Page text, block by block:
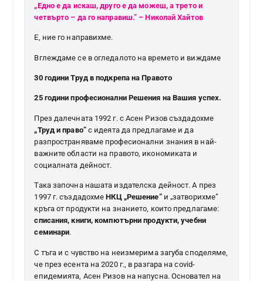
„Едно е да искаш, друго е да можеш, а трето и
четвърто – да го направиш.” – Николай Хайтов
Е, ние го направихме.
Вглеждаме се в огледалото на времето и виждаме
30 години Труд в подкрепа на Правото
25 години професионални Решения на Вашия успех.
През далечната 1992 г. с Асен Ризов създадохме
„Труд и право”с идеята да предлагаме и да
разпространяваме професионални знания в най-
важните области на правото, икономиката и
социалната дейност.
Така започна нашата издателска дейност. А през
1997 г. създадохмеНКЦ „Решение” и „затворихме”
кръга от продукти на знанието, които предлагаме:
списания, книги, компютърни продукти, учебни
семинари.
С тъга и с чувство на неизмерима загуба споделяме,
че през есента на 2020 г., в разгара на covid-
епидемията, Асен Ризов на напусна. Основател на